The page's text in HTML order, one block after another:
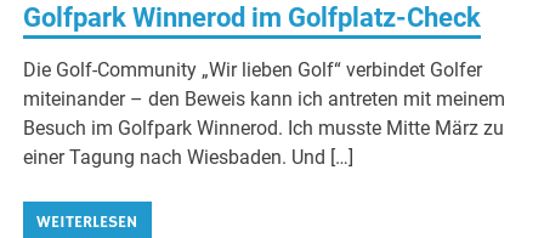
Golfpark Winnerod im Golfplatz-Check
Die Golf-Community „Wir lieben Golf“ verbindet Golfer
miteinander – den Beweis kann ich antreten mit meinem
Besuch im Golfpark Winnerod. Ich musste Mitte März zu
einer Tagung nach Wiesbaden. Und […]
WEITERLESEN